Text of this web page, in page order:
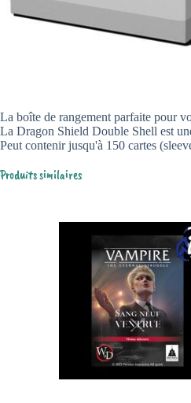
La boîte de rangement parfaite pour
La Dragon Shield Double Shell est
Peut contenir jusqu'à 150 cartes
Produits similaires